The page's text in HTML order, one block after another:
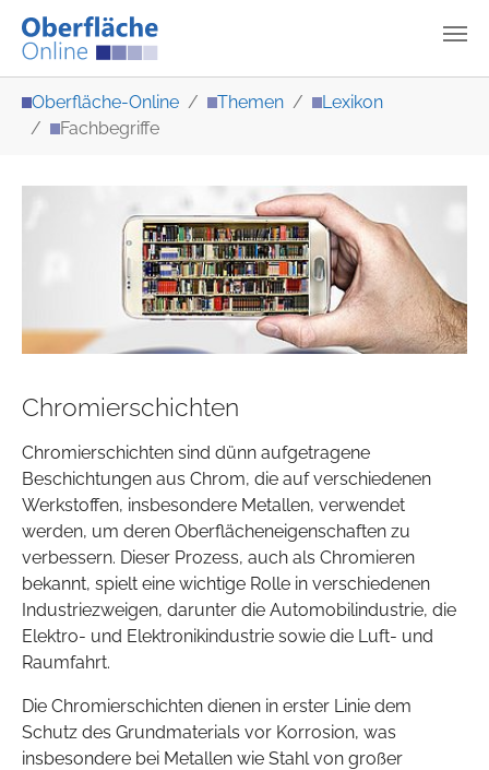
Oberfläche-Online Themen
Lexikon
Fachbegriffe
Chromierschichten
Chromierschichten sind dünn aufgetragene
Beschichtungen aus Chrom, die auf verschiedenen
Werkstoffen, insbesondere Metallen, verwendet
werden, um deren Oberflächeneigenschaften zu
verbessern. Dieser Prozess, auch als Chromieren
bekannt, spielt eine wichtige Rolle in verschiedenen
Industriezweigen, darunter die Automobilindustrie, die
Elektro- und Elektronikindustrie sowie die Luft- und
Raumfahrt.
Die Chromierschichten dienen in erster Linie dem
Schutz des Grundmaterials vor Korrosion, was
insbesondere bei Metallen wie Stahl von großer